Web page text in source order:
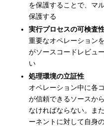
を保護することで、マ
保護する
実行プロセスの可検査
重要なオペレーション
がソースコードレビュ
い
処理環境の立証性
オペレーション中に各
が信頼できるソースか
なければならない。ま
ーネントに対して自身